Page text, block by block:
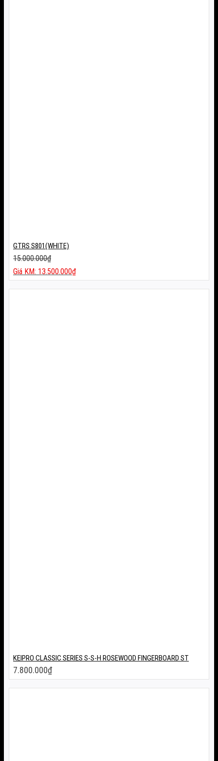
GTRS S801(WHITE)
15.000.000₫
Giá
gốc
là:
13.500.000₫
Giá
hiện
KEIPRO CLASSIC SERIES S-S-H ROSEWOOD FINGERBOARD ST
7.800.000₫